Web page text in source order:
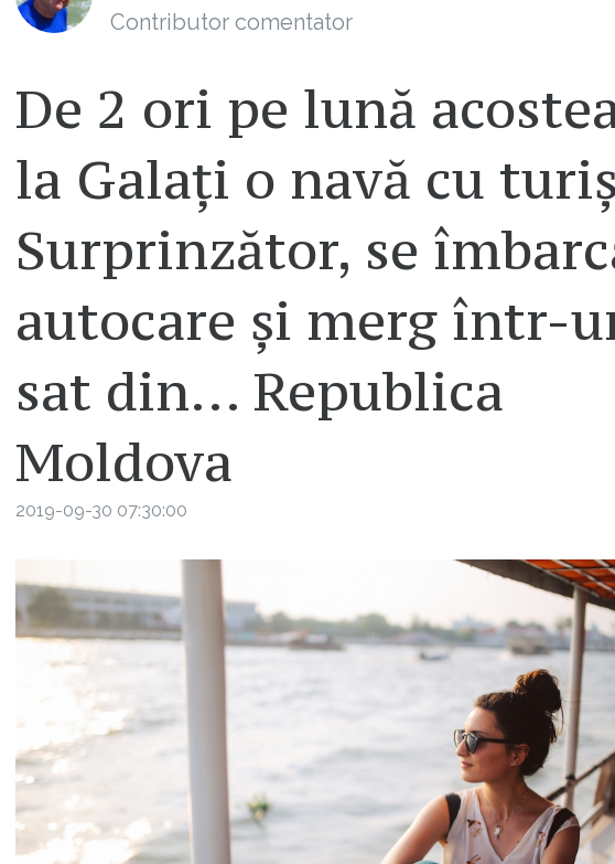
Contributor comentator
De 2 ori pe lună
la Galați o navă cu
Surprinzător, se
autocare și merg într-
sat din… Republica
Moldova
2019-09-30 07:30:00